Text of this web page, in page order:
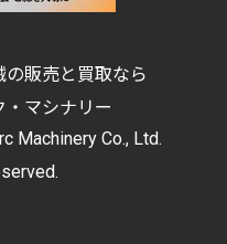
販売と買取なら
・マシナリー
Machinery Co., Ltd.